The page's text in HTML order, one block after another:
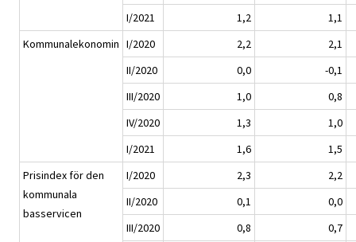
I/2021
1,2
1,1
Kommunalekonomin I/2020 2,2
2,1
II/2020
0,0
-0,1
III/2020
1,0
0,8
IV/2020
1,3
1,0
I/2021
1,6
1,5
Prisindex för den
kommunala
basservicen
I/2020 2,3
2,2
II/2020
0,1
0,0
III/2020
0,8
0,7